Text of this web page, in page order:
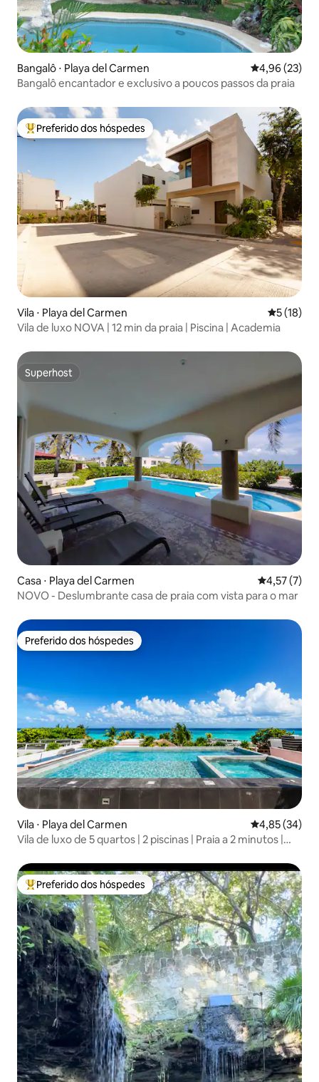
Bangalô ⋅ Playa del Carmen 4,96 de uma
4,96 (23)
Bangalô encantador e exclusivo a poucos passos da praia
Entre os melhores preferidos dos hóspedes
Preferido dos hóspedes
Vila ⋅ Playa del Carmen 5 de uma
5 (18)
Vila de luxo NOVA | 12 min da praia | Piscina | Academia
Superhost
Superhost
Casa ⋅ Playa del Carmen 4,57 de
4,57 (7)
NOVO - Deslumbrante casa de praia com vista para o mar
Preferido dos hóspedes
Preferido dos hóspedes
Vila ⋅ Playa del Carmen 4,85 de uma
4,85 (34)
Vila de luxo de 5 quartos | 2 piscinas | Praia a 2 minutos |
Entre os melhores preferidos dos hóspedes
Preferido dos hóspedes